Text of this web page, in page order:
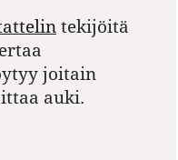
tekijöitä
joitain
auki.